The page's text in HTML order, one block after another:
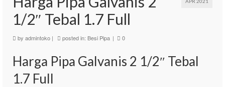
1/2″ Tebal 1.7 Full
by admintoko | posted in: Besi Pipa | 0
Harga Pipa Galvanis 2 1/2″ Tebal
1.7 Full